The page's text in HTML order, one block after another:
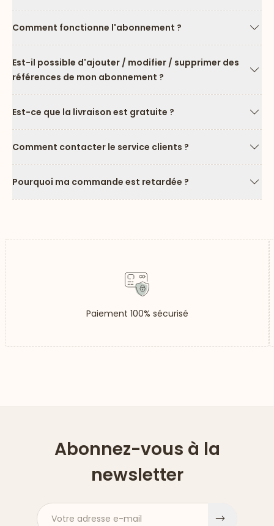
Comment fonctionne l'abonnement ?
Est-il possible d'ajouter / modifier / supprimer des
références de mon abonnement ?
Est-ce que la livraison est gratuite ?
Comment contacter le service clients ?
Pourquoi ma commande est retardée ?
Paiement 100% sécurisé
Abonnez-vous à la
newsletter
Votre adresse e-mail